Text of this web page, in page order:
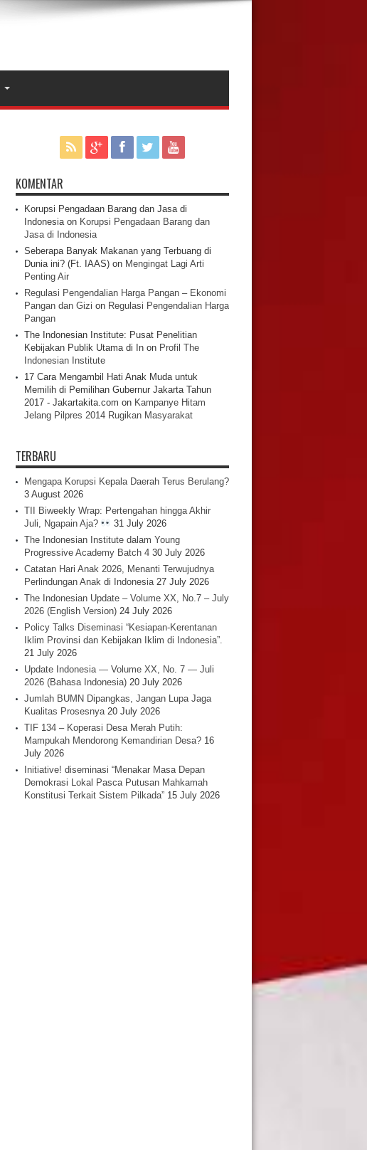
KOMENTAR
Korupsi Pengadaan Barang dan Jasa di
Indonesiaon Korupsi Pengadaan Barang dan
Jasa di Indonesia
Seberapa Banyak Makanan yang Terbuang di
Dunia ini? (Ft. IAAS)on Mengingat Lagi Arti
Penting Air
Regulasi Pengendalian Harga Pangan – Ekonomi
Pangan dan Gizi on Regulasi Pengendalian Harga
Pangan
The Indonesian Institute: Pusat Penelitian
Kebijakan Publik Utama di Inon Profil The
Indonesian Institute
17 Cara Mengambil Hati Anak Muda untuk
Memilih di Pemilihan Gubernur Jakarta Tahun
2017 - Jakartakita.com on Kampanye Hitam
Jelang Pilpres 2014 Rugikan Masyarakat
TERBARU
Mengapa Korupsi Kepala Daerah Terus Berulang?
3 August 2026
TII Biweekly Wrap: Pertengahan hingga Akhir
Juli, Ngapain Aja?
31 July 2026
The Indonesian Institute dalam Young
Progressive Academy Batch 4 30 July 2026
Catatan Hari Anak 2026, Menanti Terwujudnya
Perlindungan Anak di Indonesia 27 July 2026
The Indonesian Update – Volume XX, No.7 – July
2026 (English Version) 24 July 2026
Policy Talks Diseminasi “Kesiapan-Kerentanan
Iklim Provinsi dan Kebijakan Iklim di Indonesia”.
21 July 2026
Update Indonesia — Volume XX, No. 7 — Juli
2026 (Bahasa Indonesia) 20 July 2026
Jumlah BUMN Dipangkas, Jangan Lupa Jaga
Kualitas Prosesnya 20 July 2026
TIF 134 – Koperasi Desa Merah Putih:
Mampukah Mendorong Kemandirian Desa? 16
July 2026
Initiative! diseminasi “Menakar Masa Depan
Demokrasi Lokal Pasca Putusan Mahkamah
Konstitusi Terkait Sistem Pilkada” 15 July 2026